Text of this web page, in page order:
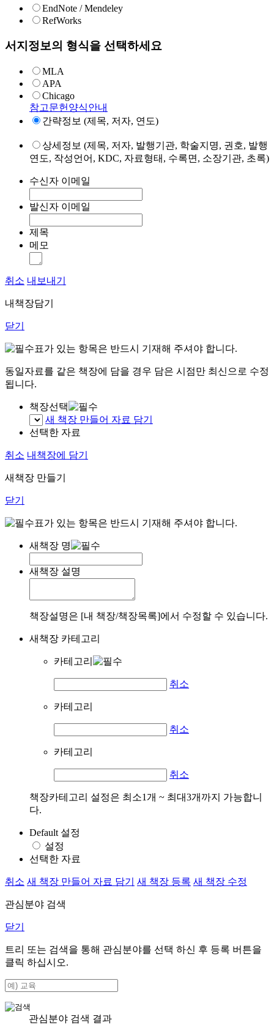
EndNote / Mendeley
RefWorks
서지정보의 형식을 선택하세요
MLA
APA
Chicago
참고문헌양식안내
간략정보 (제목, 저자, 연도)
상세정보 (제목, 저자, 발행기관, 학술지명, 권호, 발행
연도, 작성언어, KDC, 자료형태, 수록면, 소장기관, 초록)
수신자 이메일
발신자 이메일
제목
메모
취소 내보내기
내책장담기
닫기
표가 있는 항목은 반드시 기재해 주셔야 합니다.
동일자료를 같은 책장에 담을 경우 담은 시점만 최신으로 수정
됩니다.
책장선택
새 책장 만들어 자료 담기
선택한 자료
취소 내책장에 담기
새책장 만들기
닫기
표가 있는 항목은 반드시 기재해 주셔야 합니다.
새책장 명
새책장 설명
책장설명은 [내 책장/책장목록]에서 수정할 수 있습니다.
새책장 카테고리
카테고리
취소
카테고리
취소
카테고리
취소
책장카테고리 설정은 최소1개 ~ 최대3개까지 가능합니
다.
Default 설정
설정
선택한 자료
취소 새 책장 만들어 자료 담기 새 책장 등록 새 책장 수정
관심분야 검색
닫기
트리 또는 검색을 통해 관심분야를 선택 하신 후 등록 버튼을
클릭 하십시오.
관심분야 검색 결과